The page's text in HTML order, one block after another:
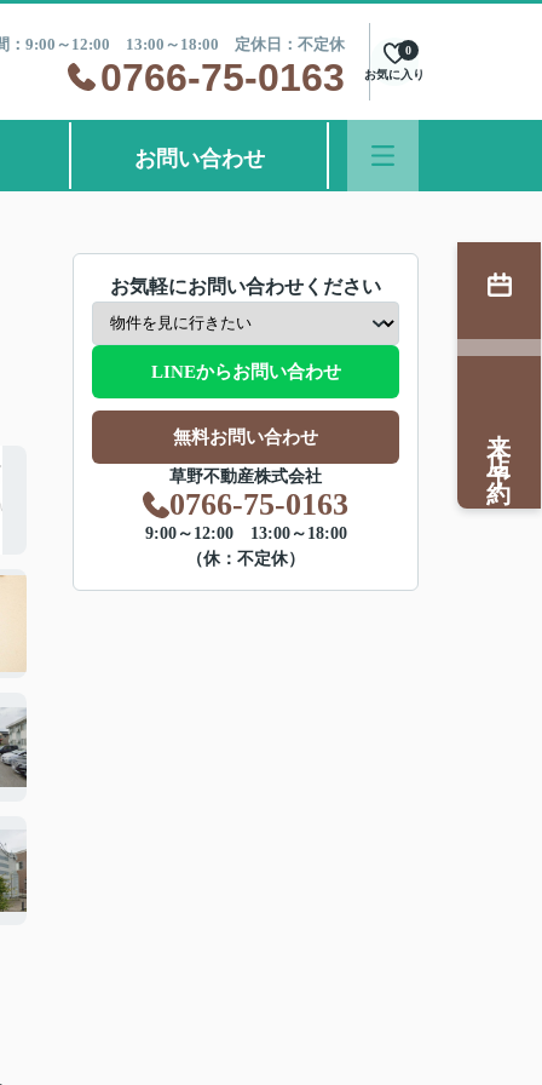
：9:00～12:00 13:00～18:00 定休日：不定休
0766-75-0163 お気に入り
0
お問い合わせ
お気軽にお問い合わせください
LINEからお問い合わせ
無料お問い合わせ
草野不動産株式会社
0766-75-0163
9:00～12:00 13:00～18:00
（休：不定休）
来店予約